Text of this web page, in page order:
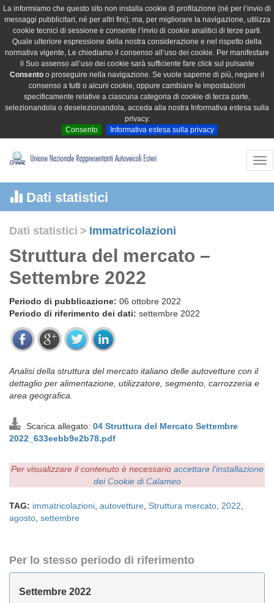
La informiamo che questo sito non installa cookie di profilazione (né per l’invio di
messaggi pubblicitari, né per altri fini); ma, per migliorare la navigazione, utilizza
cookie tecnici di sessione e consente l’invio di cookie analitici di terze parti.
Quale ulteriore espressione della nostra considerazione e nel rispetto della
normativa vigente, Le chiediamo il consenso all’uso dei cookie. Per manifestare
il Suo assenso all’uso dei cookie sarà sufficiente fare click sul pulsante
Consento o proseguire nella navigazione. Se vuole saperne di più, negare il
consenso a tutti o alcuni cookie, oppure cambiare le impostazioni
specificamente relative a ciascuna categoria di cookie di terza parte,
selezionandola o deselezionandola, acceda alla nostra Informativa estesa sulla
privacy.
Consento
Informativa estesa sulla privacy
Dati statistici
Dati statistici > Immatricolazioni
Struttura del mercato –
Settembre 2022
Periodo di pubblicazione: 06 ottobre 2022
Periodo di riferimento dei dati: settembre 2022
Analisi della struttura del mercato italiano delle autovetture con il
dettaglio per alimentazione, utilizzatore, segmento, carrozzeria e
area geografica.
Scarica allegato: 04 Struttura del Mercato Settembre
2022_633eebb9e2b78.pdf
Per visualizzare il contenuto è necessario accettare l'installazione
dei Cookie di Calameo
TAG: immatricolazioni autovetture Struttura mercato 2022
agosto settembre
Per lo stesso periodo di riferimento
Settembre 2022